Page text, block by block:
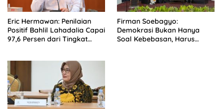
Eric Hermawan: Penilaian
Positif Bahlil Lahadalia Capai
97,6 Persen dari Tingkat
Firman Soebagyo:
Demokrasi Bukan Hanya
Soal Kebebasan, Harus